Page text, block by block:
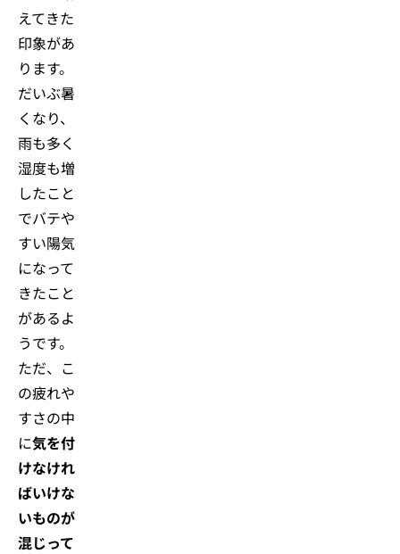
えてきた
印象があ
ります。
だいぶ暑
くなり、
雨も多く
湿度も増
したこと
でバテや
すい陽気
になって
きたこと
があるよ
うです。
ただ、こ
の疲れや
すさの中
に気を付
けなけれ
ばいけな
いものが
混じって